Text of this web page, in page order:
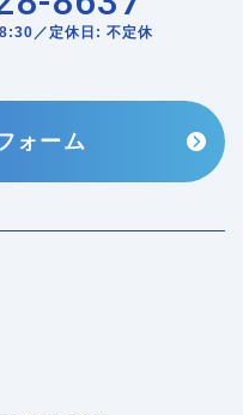
／定休日: 不定休
ォーム